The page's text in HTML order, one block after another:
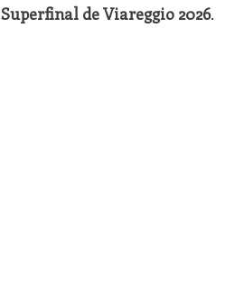
Superfinal de Viareggio 2026.